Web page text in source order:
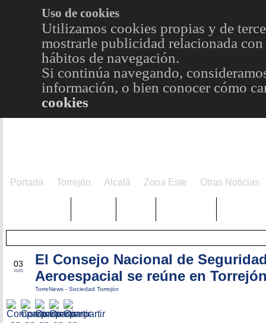
Uso de cookies
Utilizamos cookies propias y de
mostrarle publicidad relacionada
hábitos de navegación.
Si continúa navegando,
información, o bien conocer cómo
cookies
Portada Torrejón Alcalá Zona Este Otras Noticias
03
2025
El Consejo Nacional de
Aeroespacial se reúne en
TorreNews - Sociedad Torrejón